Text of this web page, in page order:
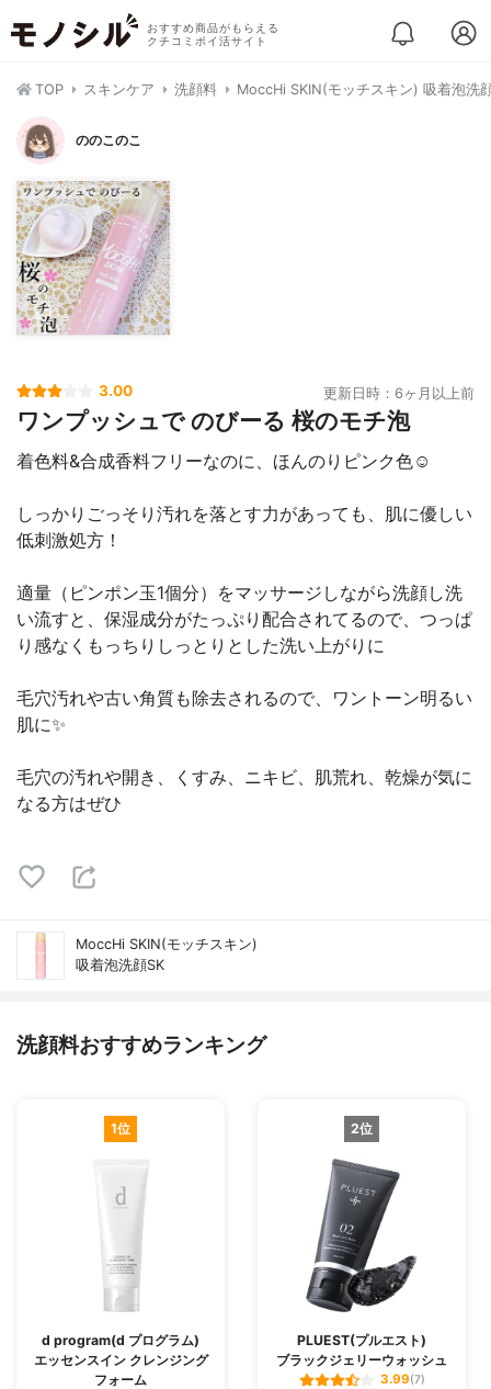
おすすめ商品がもらえる
クチコミポイ活サイト
TOP スキンケア 洗顔料 MoccHi SKIN(モッチスキン) 吸着泡洗
ののこのこ
3.00 更新日時：6ヶ月以上前
ワンプッシュで のびーる 桜のモチ泡
着色料&合成香料フリーなのに、ほんのりピンク色☺️
しっかりごっそり汚れを落とす力があっても、肌に優しい
低刺激処方！
適量（ピンポン玉1個分）をマッサージしながら洗顔し洗
い流すと、保湿成分がたっぷり配合されてるので、つっぱ
り感なくもっちりしっとりとした洗い上がりに
毛穴汚れや古い角質も除去されるので、ワントーン明るい
肌に✨
︎︎︎︎︎︎毛穴の汚れや開き、くすみ、ニキビ、肌荒れ、乾燥が気に
なる方はぜひ
MoccHi SKIN(モッチスキン)
吸着泡洗顔SK
洗顔料おすすめランキング
1位
d program(d プログラム)
エッセンスイン クレンジング
フォーム
2位
PLUEST(プルエスト)
ブラックジェリーウォッシュ
3.99(7)